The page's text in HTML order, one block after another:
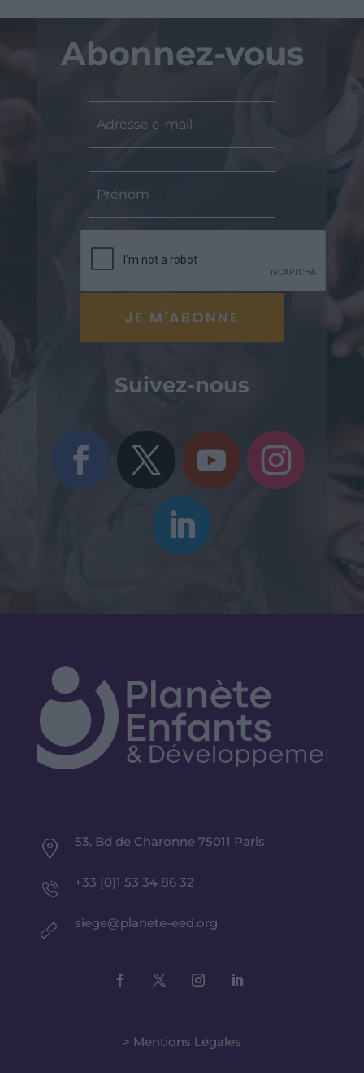
Abonnez-vous
Suivez-nous
53, Bd de Charonne 75011 Paris
+33 (0)1 53 34 86 32
siege@planete-eed.org
> Mentions Légales